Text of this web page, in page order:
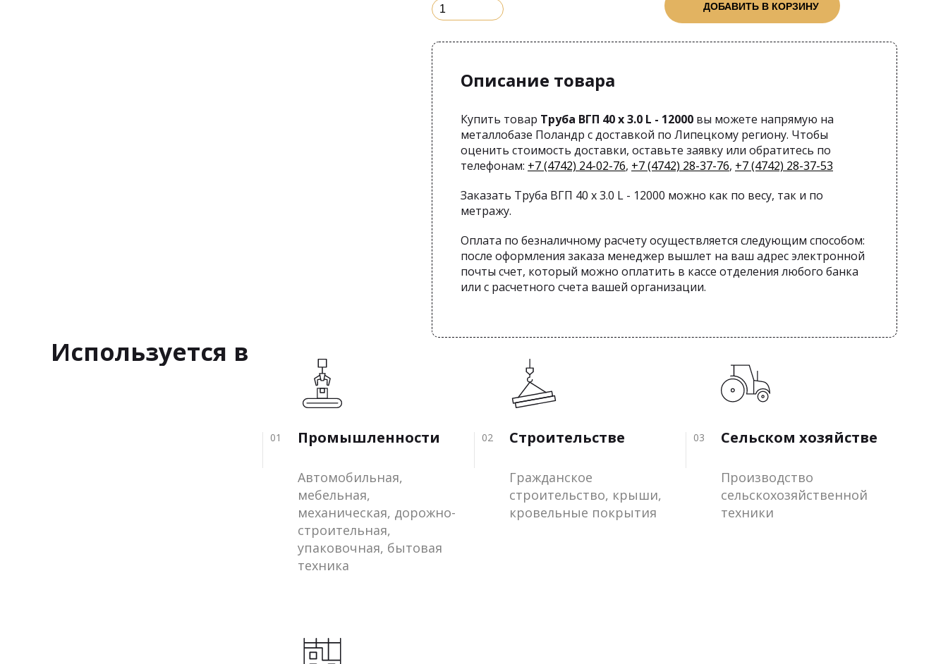
ДОБАВИТЬ В КОРЗИНУ
Описание товара
Купить товар Труба ВГП 40 х 3.0 L - 12000 вы можете напрямую на
металлобазе Поландр с доставкой по Липецкому региону. Чтобы
оценить стоимость доставки, оставьте заявку или обратитесь по
телефонам: +7 (4742) 24-02-76, +7 (4742) 28-37-76, +7 (4742) 28-37-53
Заказать Труба ВГП 40 х 3.0 L - 12000 можно как по весу, так и по
метражу.
Оплата по безналичному расчету осуществляется следующим способом:
после оформления заказа менеджер вышлет на ваш адрес электронной
почты счет, который можно оплатить в кассе отделения любого банка
или с расчетного счета вашей организации.
Используется в
01 Промышленности
Автомобильная,
мебельная,
механическая, дорожно-
строительная,
упаковочная, бытовая
техника
02 Строительстве
Гражданское
строительство, крыши,
кровельные покрытия
03 Сельском хозяйстве
Производство
сельскохозяйственной
техники